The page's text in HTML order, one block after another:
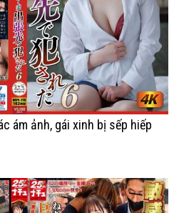
ám ảnh, gái xinh bị sếp hiếp